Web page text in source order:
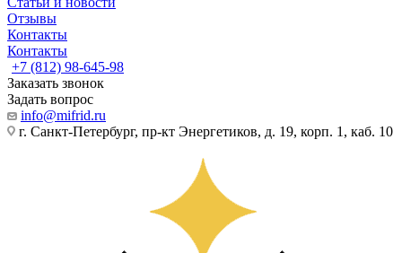
Отзывы
Контакты
Контакты
+7 (812) 98-645-98
Заказать звонок
Задать вопрос
info@mifrid.ru
г. Санкт-Петербург, пр-кт Энергетиков, д. 19, корп. 1, каб. 10